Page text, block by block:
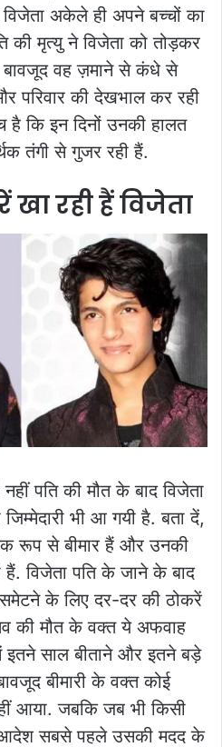
विजेता अकेले ही अपने बच्चों का
की मृत्यु ने विजेता को तोड़कर
वह ज़माने से कंधे से
परिवार की देखभाल कर रही
है कि इन दिनों उनकी हालत
तंगी से गुजर रही हैं.
रही हैं विजेता
पति की मौत के बाद विजेता
भी आ गयी है. बता दें,
रूप से बीमार हैं और उनकी
हैं. विजेता पति के जाने के बाद
के लिए दर-दर की ठोकरें
की मौत के वक्त ये अफवाह
इतने साल बीताने और इतने बड़े
बीमारी के वक्त कोई
आया. जबकि जब भी किसी
सबसे पहले उसकी मदद के